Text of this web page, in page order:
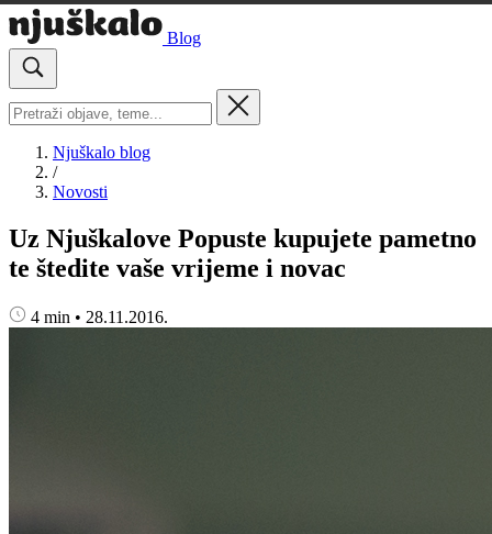
Blog
Njuškalo blog
/
Novosti
Uz Njuškalove Popuste kupujete pametno
te štedite vaše vrijeme i novac
4 min • 28.11.2016.